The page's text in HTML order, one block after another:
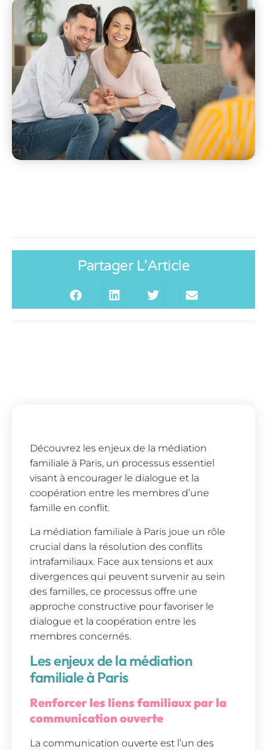
Partager L'Article
Découvrez les enjeux de la médiation
familiale à Paris, un processus essentiel
visant à encourager le dialogue et la
coopération entre les membres d’une
famille en conflit.
La médiation familiale à Paris joue un rôle
crucial dans la résolution des conflits
intrafamiliaux. Face aux tensions et aux
divergences qui peuvent survenir au sein
des familles, ce processus offre une
approche constructive pour favoriser le
dialogue et la coopération entre les
membres concernés.
Les enjeux de la médiation
familiale à Paris
Renforcer les liens familiaux par la
communication ouverte
La communication ouverte est l’un des